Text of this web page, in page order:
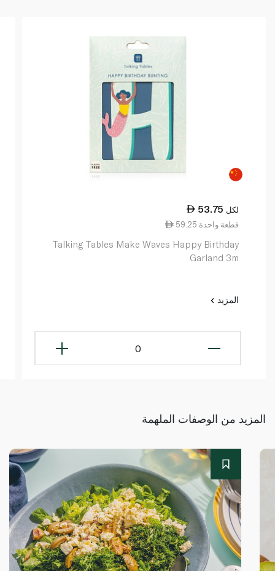
53.75 لكل
59.25 قطعة واحدة
Talking Tables Make Waves Happy Birthday
Garland 3m
المزيد
0
المزيد من الوصفات الملهمة